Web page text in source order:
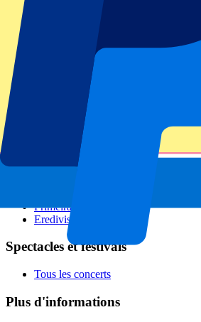
Tous les sports
Championnats de football
Ligue des Champions
Premier League
Serie A
Primeira Liga
Eredivisie
Spectacles et festivals
Tous les concerts
Plus d'informations